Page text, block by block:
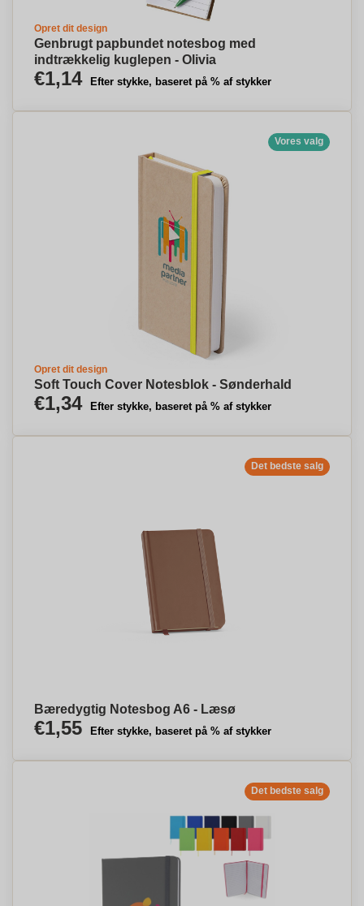
Opret dit design
Genbrugt papbundet notesbog med
indtrækkelig kuglepen - Olivia
€1,14 Efter stykke, baseret på % af stykker
Vores valg
Opret dit design
Soft Touch Cover Notesblok - Sønderhald
€1,34 Efter stykke, baseret på % af stykker
Det bedste salg
Bæredygtig Notesbog A6 - Læsø
€1,55 Efter stykke, baseret på % af stykker
Det bedste salg